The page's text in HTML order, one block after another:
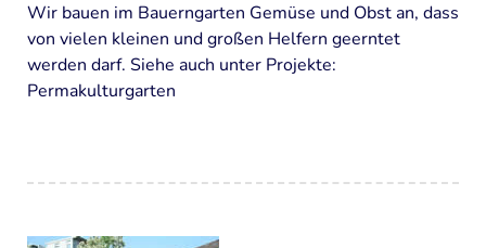
Ideen und Ziele
Träger und Kooperationspartner
Organisation und Finanzierung
PROGRAMM
"Offene Tür"
Wir bauen im Bauerngarten Gemüse und Obst an, dass
von vielen kleinen und großen Helfern geerntet
werden darf. Siehe auch unter Projekte:
Permakulturgarten